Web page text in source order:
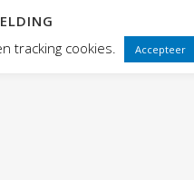
tracking cookies.
Accepteer